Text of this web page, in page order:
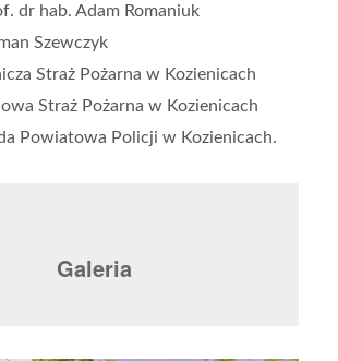
dr hab. Adam Romaniuk
Szewczyk
Straż Pożarna w Kozienicach
Straż Pożarna w Kozienicach
Powiatowa Policji w Kozienicach.
Galeria